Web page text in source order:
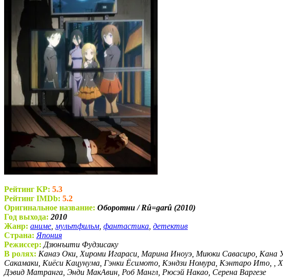
Рейтинг KP: 5.3
Рейтинг IMDb: 5.2
Оригинальное название: Оборотни / Rû=garû (2010)
Год выхода: 2010
Жанр: аниме мультфильм фантастика детектив
Страна: Япония
Режиссер: Дзюнъити Фудзисаку
В ролях: Канаэ Оки, Хироми Игараси, Марина Иноуэ, Миюки Савасиро,
Сакамаки, Киёси Кацунума, Гэнки Ёсимото, Кэндзи Номура, Кэнтаро Ито, ,
Дэвид Матранга, Энди МакАвин, Роб Мангл, Рюсэй Накао, Серена Варгезе